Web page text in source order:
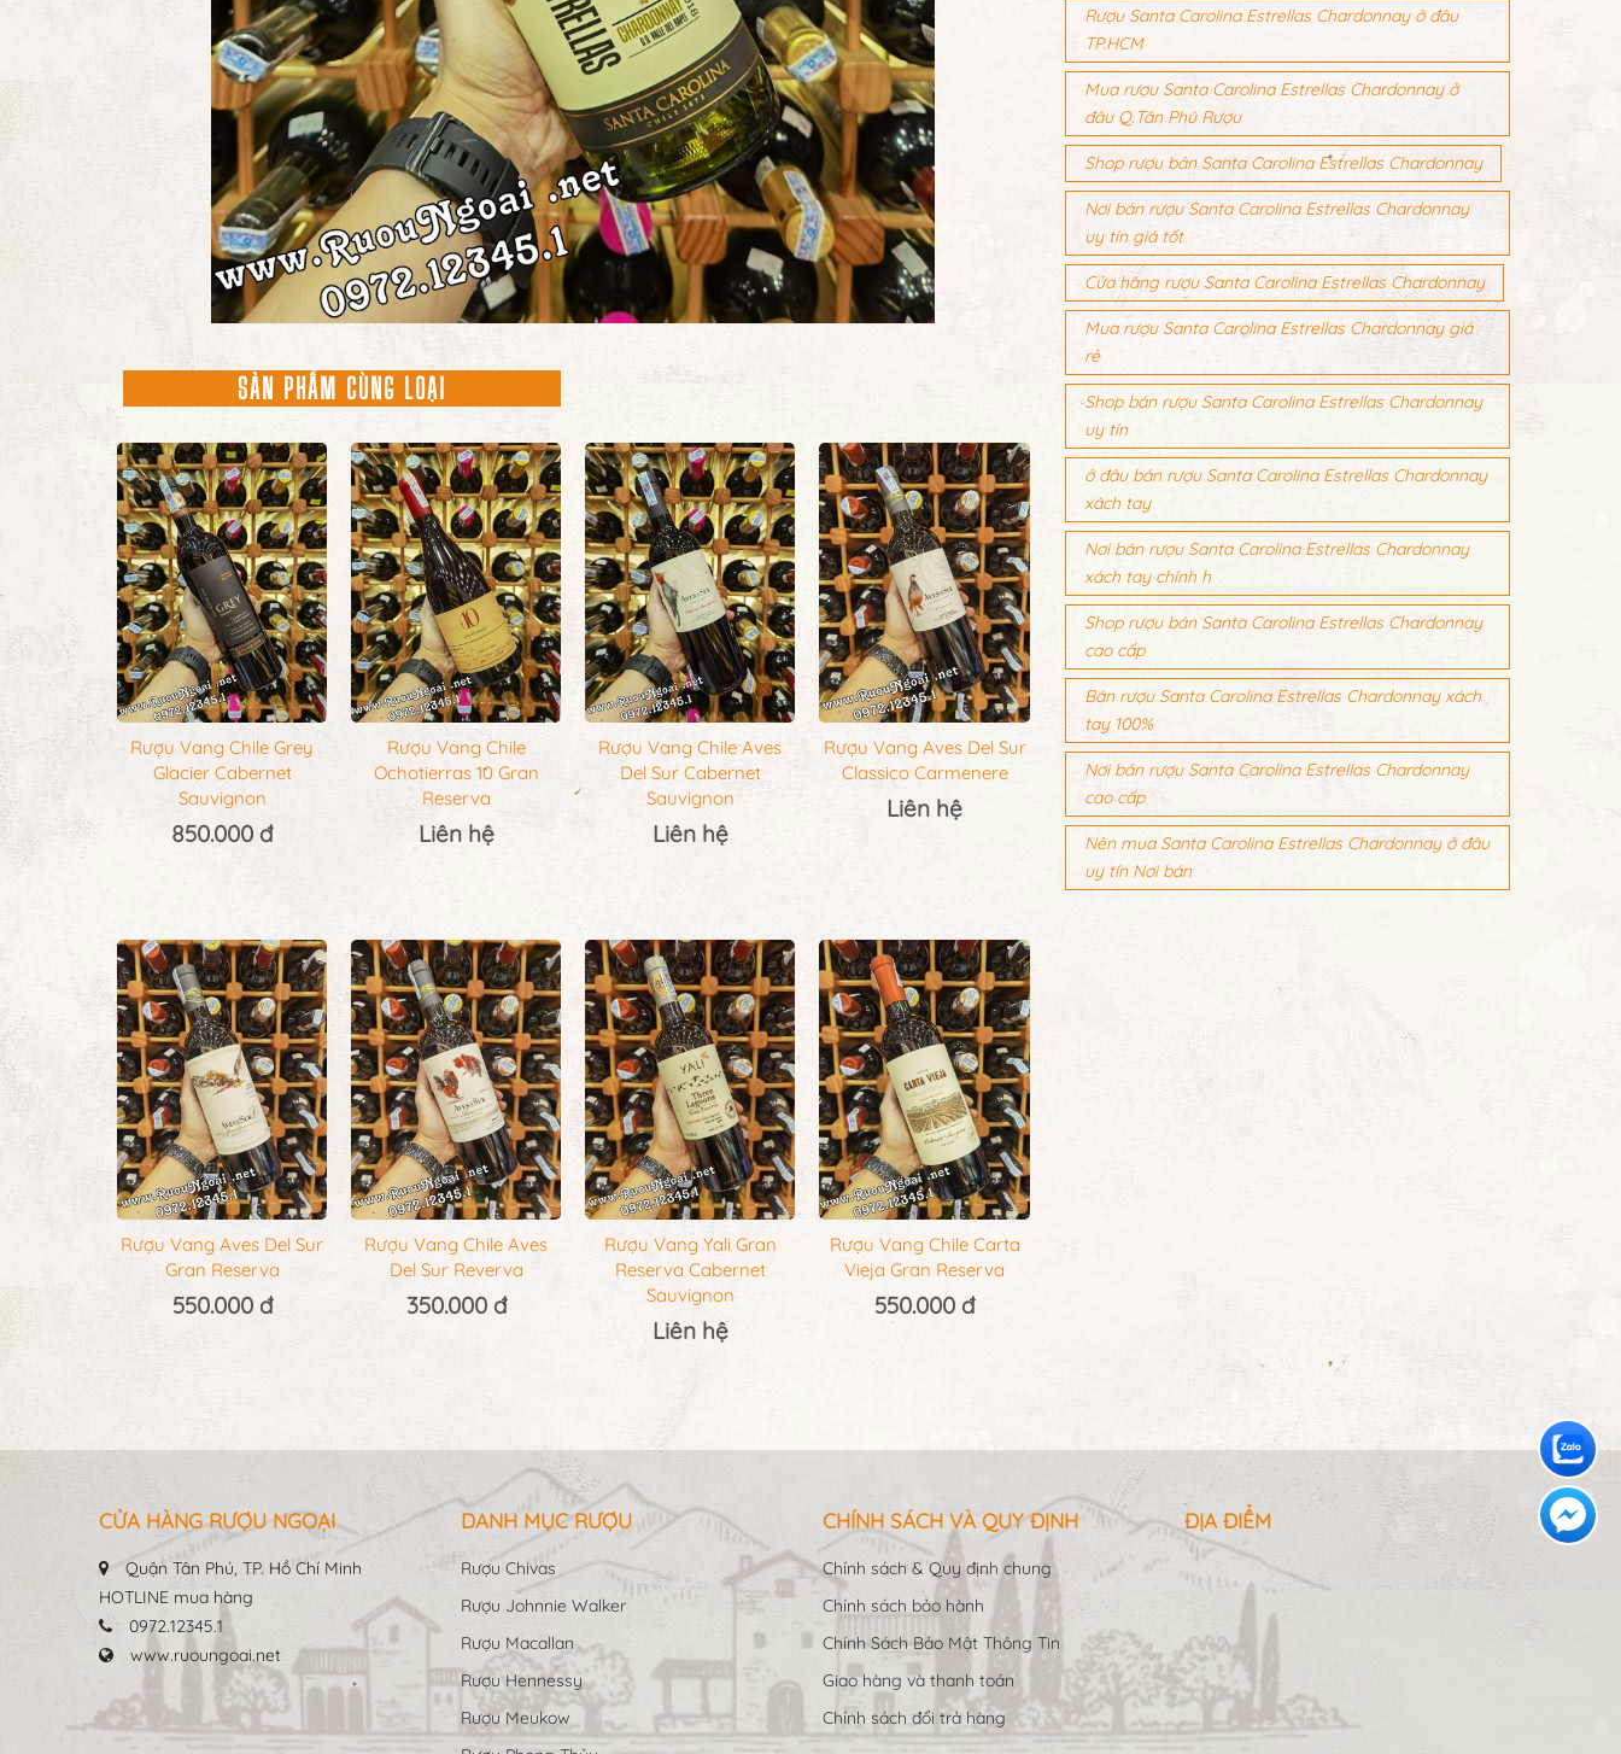
SẢN PHẨM CÙNG LOẠI
Rượu Vang Chile Grey
Glacier Cabernet
Sauvignon
850.000 đ
Rượu Vang Chile
Ochotierras 10 Gran
Reserva
Liên hệ
Rượu Vang Chile Aves
Del Sur Cabernet
Sauvignon
Liên hệ
Rượu Vang Aves Del Sur
Classico Carmenere
Liên hệ
Rượu Vang Aves Del Sur
Gran Reserva
550.000 đ
Rượu Vang Chile Aves
Del Sur Reverva
350.000 đ
Rượu Vang Yali Gran
Reserva Cabernet
Sauvignon
Liên hệ
Rượu Vang Chile Carta
Vieja Gran Reserva
550.000 đ
Rượu Santa Carolina Estrellas Chardonnay ở đâu
TP.HCM
Mua rượu Santa Carolina Estrellas Chardonnay ở
đâu Q.Tân Phú Rượu
Shop rượu bán Santa Carolina Estrellas Chardonnay
Nơi bán rượu Santa Carolina Estrellas Chardonnay
uy tín giá tốt
Cửa hàng rượu Santa Carolina Estrellas Chardonnay
Mua rượu Santa Carolina Estrellas Chardonnay giá
rẻ
Shop bán rượu Santa Carolina Estrellas Chardonnay
uy tín
ở đâu bán rượu Santa Carolina Estrellas Chardonnay
xách tay
Nơi bán rượu Santa Carolina Estrellas Chardonnay
xách tay chính h
Shop rượu bán Santa Carolina Estrellas Chardonnay
cao cấp
Bán rượu Santa Carolina Estrellas Chardonnay xách
tay 100%
Nơi bán rượu Santa Carolina Estrellas Chardonnay
cao cấp
Nên mua Santa Carolina Estrellas Chardonnay ở đâu
uy tín Nơi bán
CỬA HÀNG RƯỢU NGOẠI
Quận Tân Phú, TP. Hồ Chí Minh
HOTLINE mua hàng
0972.12345.1
www.ruoungoai.net
DANH MỤC RƯỢU
Rượu Chivas
Rượu Johnnie Walker
Rượu Macallan
Rượu Hennessy
Rượu Meukow
CHÍNH SÁCH VÀ QUY ĐỊNH
Chính sách & Quy định chung
Chính sách bảo hành
Chính Sách Bảo Mật Thông Tin
Giao hàng và thanh toán
Chính sách đổi trả hàng
ĐỊA ĐIỂM